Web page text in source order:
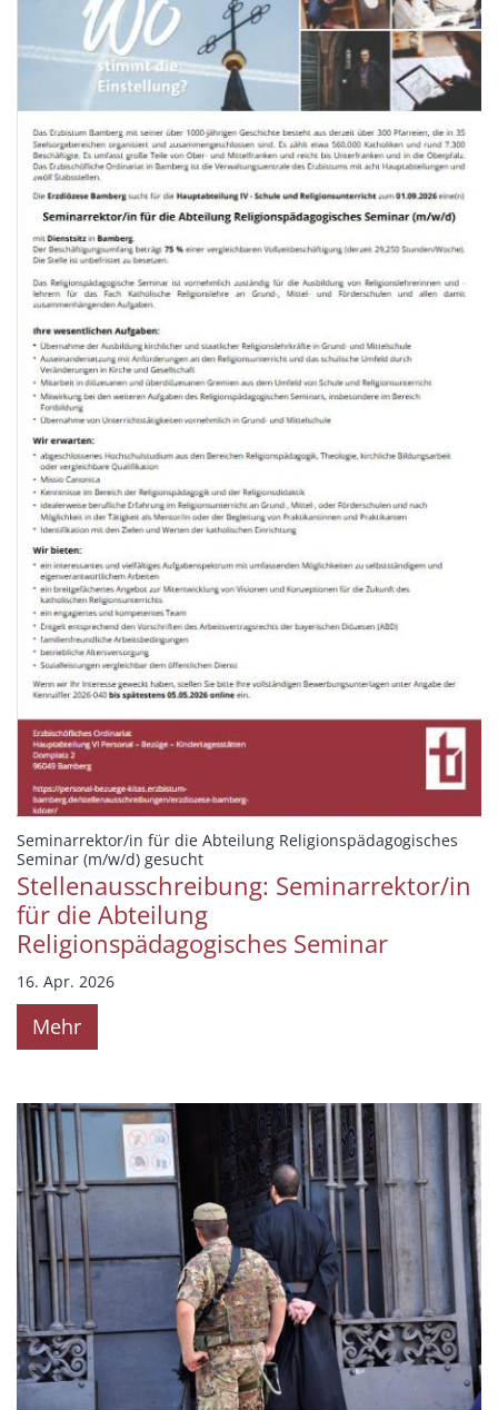
Seminarrektor/in für die Abteilung Religionspädagogisches
Seminar (m/w/d) gesucht:
Stellenausschreibung: Seminarrektor/in
für die Abteilung
Religionspädagogisches Seminar
16. Apr. 2026
Mehr